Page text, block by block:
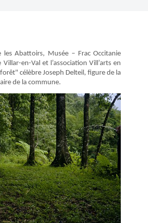
Abattoirs, Musée – Frac Occitanie
en-Val et l’association Vill’arts en
célèbre Joseph Delteil, figure de la
de la commune.